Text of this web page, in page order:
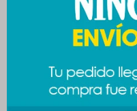
Productos